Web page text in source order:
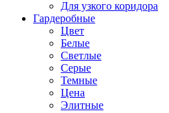
Для узкого коридора
Гардеробные
Цвет
Белые
Светлые
Серые
Темные
Цена
Элитные